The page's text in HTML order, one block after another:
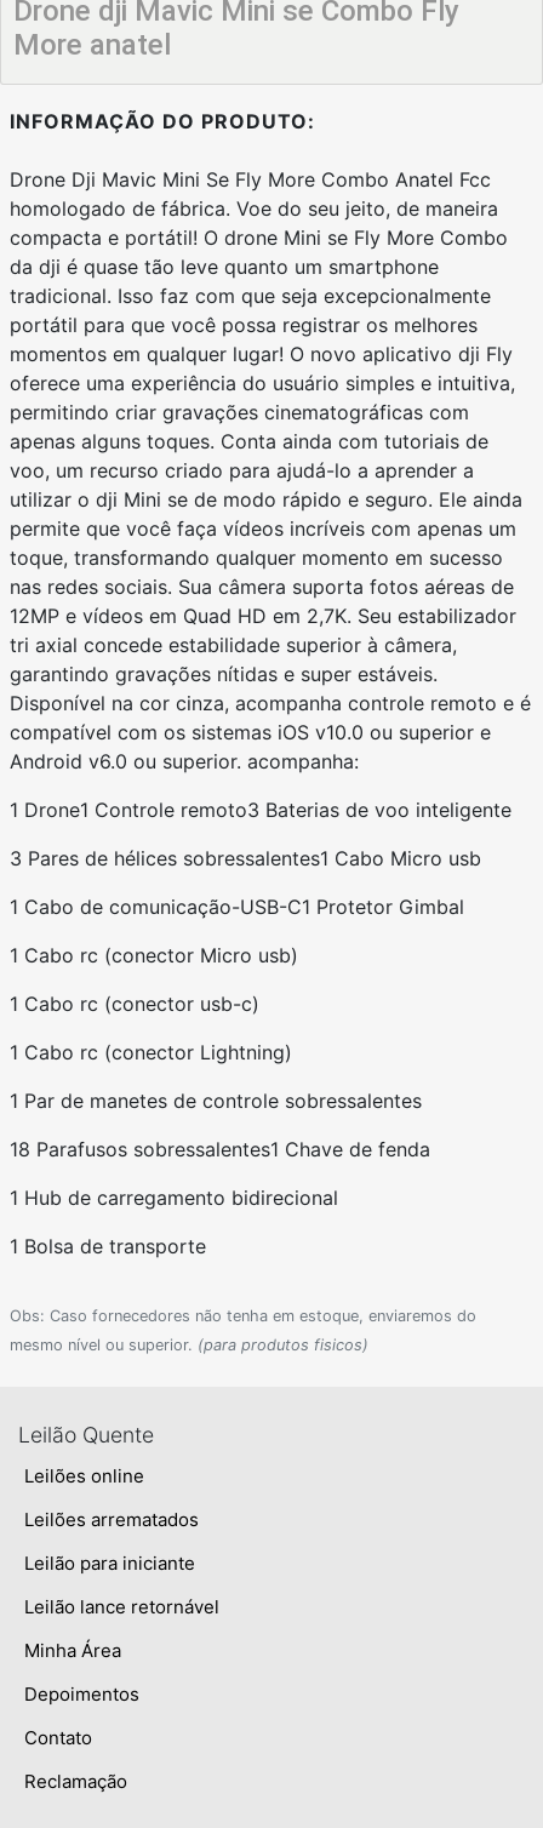
Drone dji Mavic Mini se Combo Fly
More anatel
INFORMAÇÃO DO PRODUTO:
Drone Dji Mavic Mini Se Fly More Combo Anatel Fcc
homologado de fábrica. Voe do seu jeito, de maneira
compacta e portátil! O drone Mini se Fly More Combo
da dji é quase tão leve quanto um smartphone
tradicional. Isso faz com que seja excepcionalmente
portátil para que você possa registrar os melhores
momentos em qualquer lugar! O novo aplicativo dji Fly
oferece uma experiência do usuário simples e intuitiva,
permitindo criar gravações cinematográficas com
apenas alguns toques. Conta ainda com tutoriais de
voo, um recurso criado para ajudá-lo a aprender a
utilizar o dji Mini se de modo rápido e seguro. Ele ainda
permite que você faça vídeos incríveis com apenas um
toque, transformando qualquer momento em sucesso
nas redes sociais. Sua câmera suporta fotos aéreas de
12MP e vídeos em Quad HD em 2,7K. Seu estabilizador
tri axial concede estabilidade superior à câmera,
garantindo gravações nítidas e super estáveis.
Disponível na cor cinza, acompanha controle remoto e é
compatível com os sistemas iOS v10.0 ou superior e
Android v6.0 ou superior. acompanha:
1 Drone1 Controle remoto3 Baterias de voo inteligente
3 Pares de hélices sobressalentes1 Cabo Micro usb
1 Cabo de comunicação-USB-C1 Protetor Gimbal
1 Cabo rc (conector Micro usb)
1 Cabo rc (conector usb-c)
1 Cabo rc (conector Lightning)
1 Par de manetes de controle sobressalentes
18 Parafusos sobressalentes1 Chave de fenda
1 Hub de carregamento bidirecional
1 Bolsa de transporte
Obs: Caso fornecedores não tenha em estoque, enviaremos do
mesmo nível ou superior. (para produtos fisicos)
Leilão Quente
Leilões online
Leilões arrematados
Leilão para iniciante
Leilão lance retornável
Minha Área
Depoimentos
Contato
Reclamação